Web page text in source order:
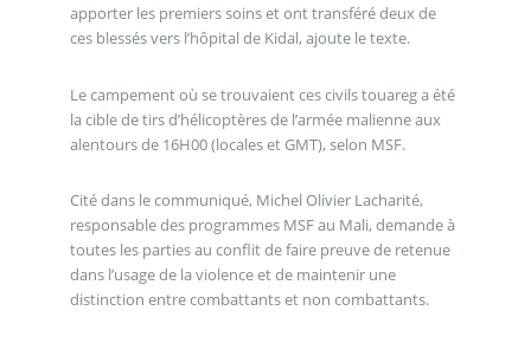
apporter les premiers soins et ont transféré deux de
ces blessés vers l’hôpital de Kidal, ajoute le texte.
Le campement où se trouvaient ces civils touareg a été
la cible de tirs d’hélicoptères de l’armée malienne aux
alentours de 16H00 (locales et GMT), selon MSF.
Cité dans le communiqué, Michel Olivier Lacharité,
responsable des programmes MSF au Mali, demande à
toutes les parties au conflit de faire preuve de retenue
dans l’usage de la violence et de maintenir une
distinction entre combattants et non combattants.